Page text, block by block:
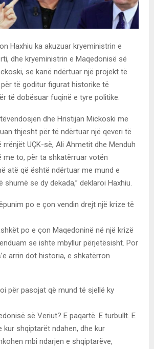
Haxhiu ka akuzuar kryeministrin e
dhe kryeministrin e Maqedonisë së
se kanë ndërtuar një projekt të
të goditur figurat historike të
të dobësuar fuqinë e tyre politike.
dhe Hristijan Mickoski me
thjesht për të ndërtuar një qeveri të
rrënjët UÇK-së, Ali Ahmetit dhe Menduh
me to, për ta shkatërruar votën
atë që është ndërtuar me mund e
shumë se dy dekada,” deklaroi Haxhiu.
po e çon vendin drejt një krize të
po e çon Maqedoninë në një krizë
se ishte mbyllur përjetësisht. Por
arrin dot historia, e shkatërron
për pasojat që mund të sjellë ky
së Veriut? E paqartë. E turbullt. E
kur shqiptarët ndahen, dhe kur
mbi ndarjen e shqiptarëve,